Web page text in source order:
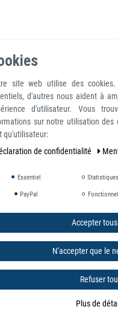
La vieille enseigne est
Caoutchouc
site web utilise des
d'autres nous aident à
d'utilisateur. Vous
sur notre utilisation des
qu'utilisateur:
de confidentialité
Essentiel Statistiques
PayPal Fonctionnel
Accepter
N'accepter que le
Refuser
Plus de